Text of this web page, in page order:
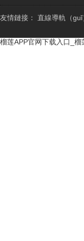
友情鏈接： 直線導軌（guǐ
榴莲APP官网下载入口_